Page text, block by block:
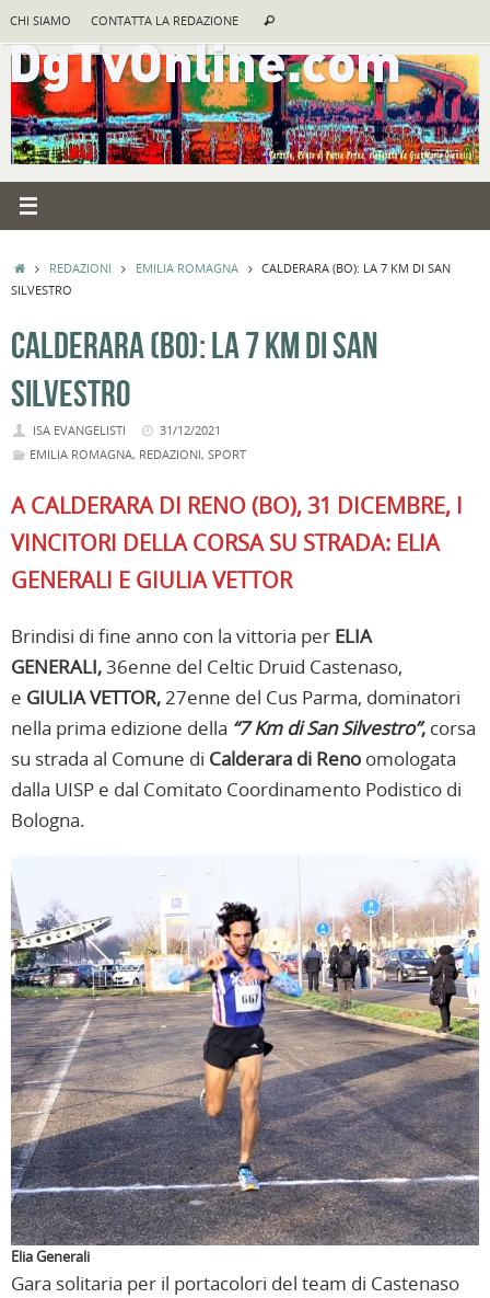
contenuto
CHI SIAMO CONTATTA LA REDAZIONE Cerca
HOMEREDAZIONI EMILIA ROMAGNA
CALDERARA (BO): LA 7 KM DI SAN
SILVESTRO
CALDERARA (BO): LA 7 KM DI SAN
SILVESTRO
ISA EVANGELISTI
31/12/2021
EMILIA ROMAGNA, REDAZIONI, SPORT
A CALDERARA DI RENO (BO), 31 DICEMBRE, I
VINCITORI DELLA CORSA SU STRADA: ELIA
GENERALI E GIULIA VETTOR
Brindisi di fine anno con la vittoria per ELIA
GENERALI,36enne del Celtic Druid Castenaso,
e GIULIA VETTOR,27enne del Cus Parma, dominatori
nella prima edizione della “7 Km di San Silvestro”, corsa
su strada al Comune di Calderara di Reno omologata
dalla UISP e dal Comitato Coordinamento Podistico di
Bologna.
Elia Generali
Gara solitaria per il portacolori del team di Castenaso